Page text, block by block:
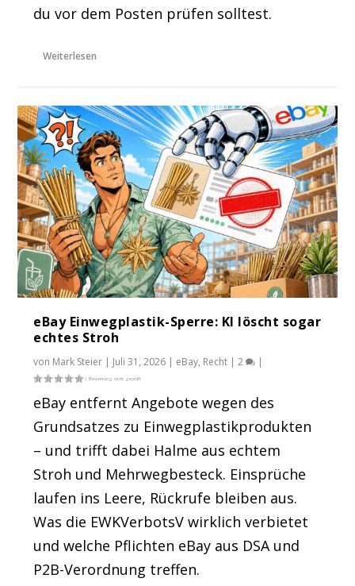
du vor dem Posten prüfen solltest.
Weiterlesen
eBay Einwegplastik-Sperre: KI löscht sogar
echtes Stroh
von Mark Steier | Juli 31, 2026 | eBay, Recht |2 |
eBay entfernt Angebote wegen des
Grundsatzes zu Einwegplastikprodukten
– und trifft dabei Halme aus echtem
Stroh und Mehrwegbesteck. Einsprüche
laufen ins Leere, Rückrufe bleiben aus.
Was die EWKVerbotsV wirklich verbietet
und welche Pflichten eBay aus DSA und
P2B-Verordnung treffen.